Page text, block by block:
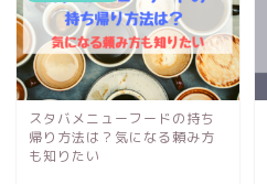
スタバメニューフードの持ち
帰り方法は？気になる頼み方
も知りたい